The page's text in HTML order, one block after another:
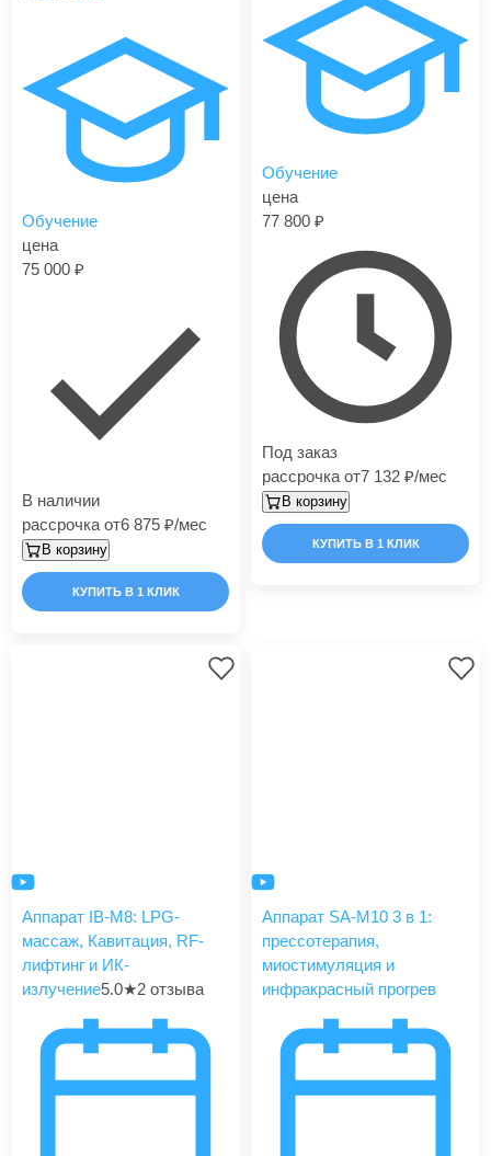
Обучение
цена
75 000
В наличии
рассрочка от6 875 /мес
В корзину
КУПИТЬ В 1 КЛИК
Обучение
цена
77 800
Под заказ
рассрочка от7 132 /мес
В корзину
КУПИТЬ В 1 КЛИК
Аппарат IB-M8: LPG-
массаж, Кавитация, RF-
лифтинг и ИК-
излучение5.0★2 отзыва
Аппарат SA-M10 3 в 1:
прессотерапия,
миостимуляция и
инфракрасный прогрев